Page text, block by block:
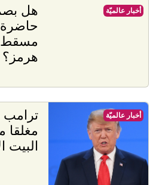
هل
مسقط
هرمز؟
أخبار عالميّة
ترامب
مغلقا
البيت
أخبار عالميّة